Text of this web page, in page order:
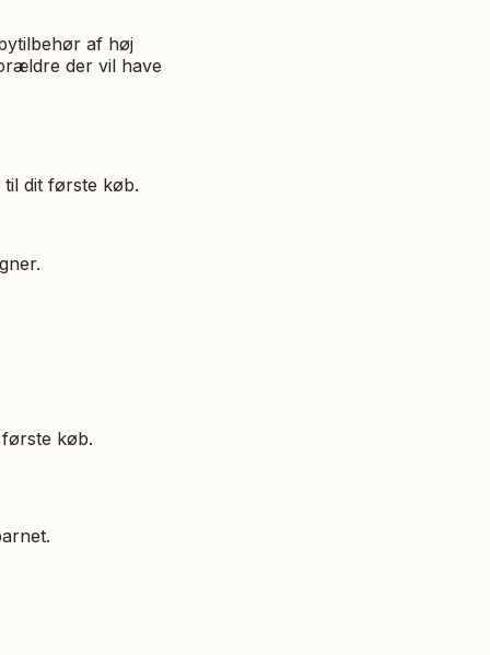
af høj
der vil have
dit første køb.
køb.